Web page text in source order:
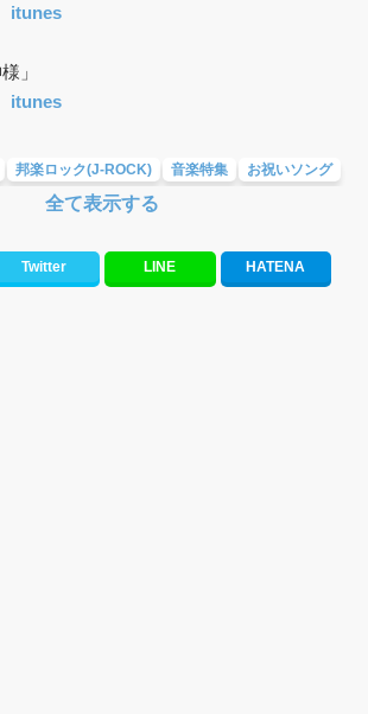
itunes
」
itunes
邦楽ロック(J-ROCK) 音楽特集 お祝いソング
木村カエラ くるり
東京カランコロン ハナエ
全て表示する
Twitter LINE HATENA